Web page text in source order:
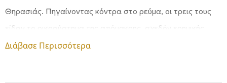
Θηρασιάς. Πηγαίνοντας κόντρα στο ρεύμα, οι τρεις τους
είδαν το οικοσύστημα της απόμακρης, σχεδόν ερημικής
Θηρασιάς ως μία πρόκληση προς εξερεύνηση.
Διάβασε Περισσότερα